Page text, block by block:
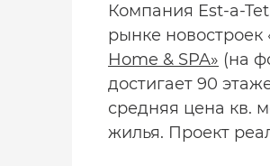
Компания Est-a-
рынке
Home & SPA» (на
достигает 90
средняя цена кв.
жилья. Проект